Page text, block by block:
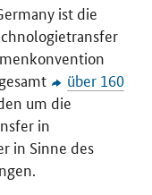
ist die
über 160
um die
in
in Sinne des